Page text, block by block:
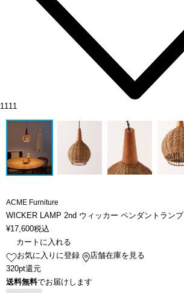
1111
ACME Furniture
WICKER LAMP 2nd ウィッカー ペンダントランプ
¥17,600税込
カートに入れる
お気に入りに登録
店舗在庫を見る
320pt還元
送料無料でお届けします